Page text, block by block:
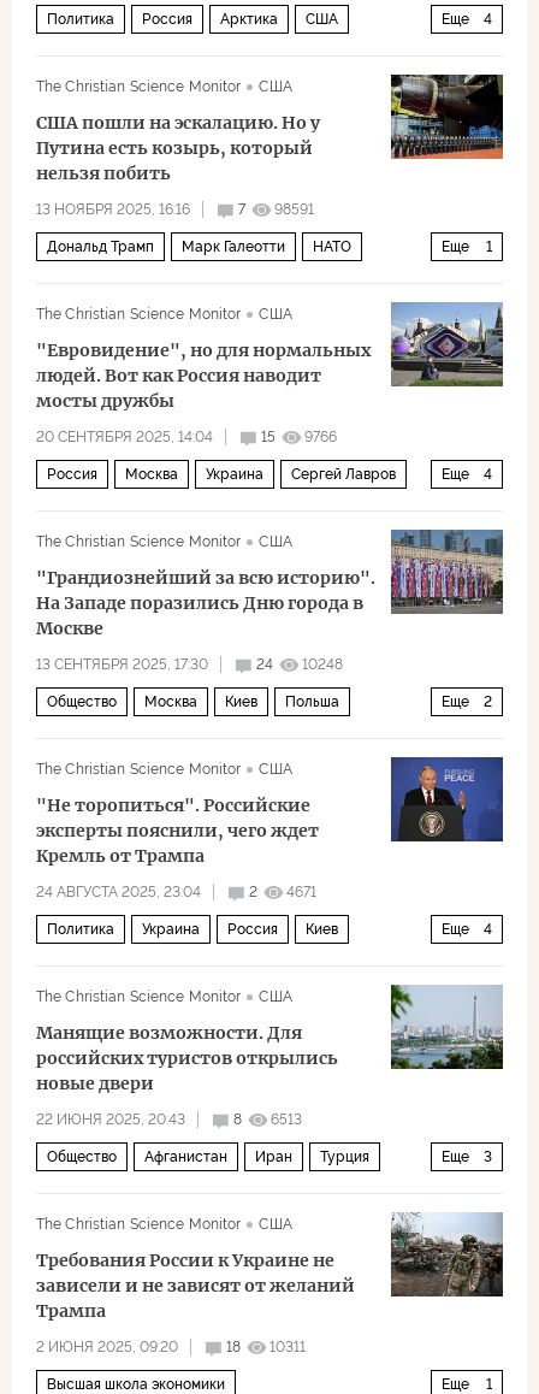
Еще 4
Политика Россия Арктика США
The Christian Science Monitor США
США пошли на эскалацию. Но у
Путина есть козырь, который
нельзя побить
13 НОЯБРЯ 2025, 16:16 7 98591
Еще 1
Дональд Трамп Марк Галеотти НАТО
The Christian Science Monitor
США
"Евровидение", но для нормальных
людей. Вот как Россия наводит
мосты дружбы
20 СЕНТЯБРЯ 2025, 14:04 15 9766
Еще 4
Россия Москва Украина Сергей Лавров
The Christian Science Monitor США
"Грандиознейший за всю историю".
На Западе поразились Дню города в
Москве
13 СЕНТЯБРЯ 2025, 17:30 24 10248
Еще 2
Общество Москва Киев Польша
The Christian Science Monitor
США
"Не торопиться". Российские
эксперты пояснили, чего ждет
Кремль от Трампа
24 АВГУСТА 2025, 23:04 2 4671
Еще 4
Политика Украина Россия Киев
The Christian Science Monitor США
Манящие возможности. Для
российских туристов открылись
новые двери
22 ИЮНЯ 2025, 20:43 8 6513
Еще 3
Общество Афганистан Иран Турция
The Christian Science Monitor
США
Требования России к Украине не
зависели и не зависят от желаний
Трампа
2 ИЮНЯ 2025, 09:20 18 10311
Еще 1
Высшая школа экономики